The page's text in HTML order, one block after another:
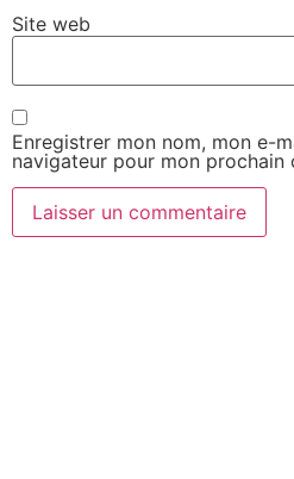
Site web
Enregistrer mon nom, mon e-
navigateur pour mon prochain